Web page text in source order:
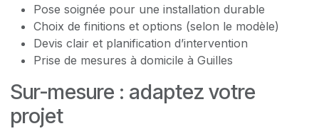
Pose soignée pour une installation durable
Choix de finitions et options (selon le modèle)
Devis clair et planification d’intervention
Prise de mesures à domicile à Guilles
Sur-mesure : adaptez votre
projet